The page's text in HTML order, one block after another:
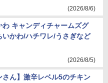
(2026/8/6)
キャンディチャームズグ
かわ/ハチワレ/うさぎなど
(2026/8/5)
さん】激辛レベル5のチキン